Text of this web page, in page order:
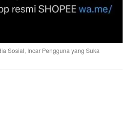
Sosial, Incar Pengguna yang Suka